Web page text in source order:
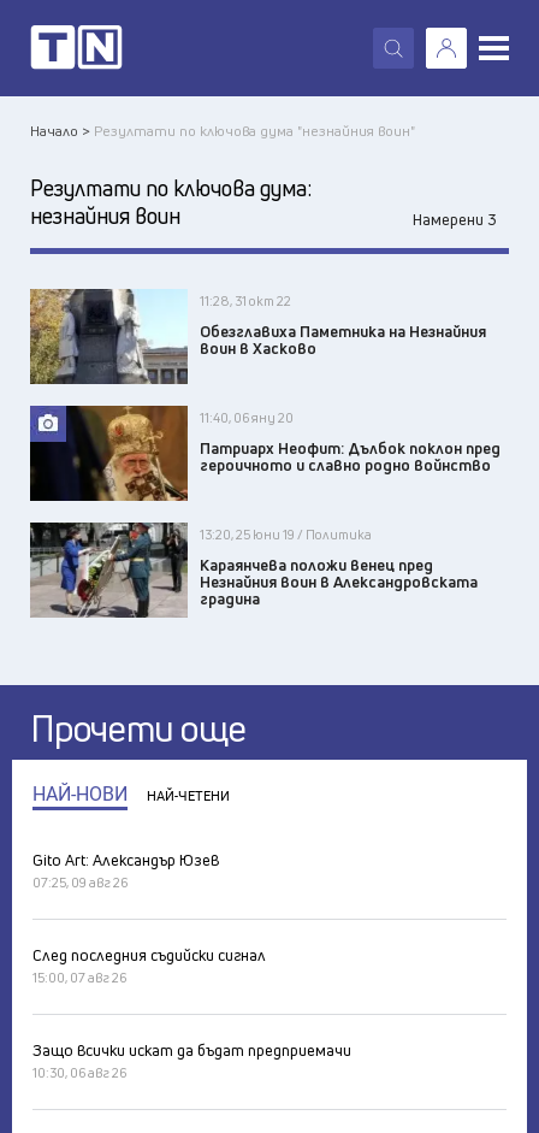
X
Начало > Резултати по ключова дума "незнайния воин"
Резултати по ключова дума:
незнайния воин
Намерени 3
11:28, 31 окт 22
Обезглавиха Паметника на Незнайния
воин в Хасково
11:40, 06 яну 20
Патриарх Неофит: Дълбок поклон пред
героичното и славно родно войнство
13:20, 25 юни 19 / Политика
Караянчева положи венец пред
Незнайния воин в Александровската
градина
Прочети още
НАЙ-НОВИ НАЙ-ЧЕТЕНИ
Gito Art: Александър Юзев
07:25, 09 авг 26
След последния съдийски сигнал
15:00, 07 авг 26
Защо всички искат да бъдат предприемачи
10:30, 06 авг 26